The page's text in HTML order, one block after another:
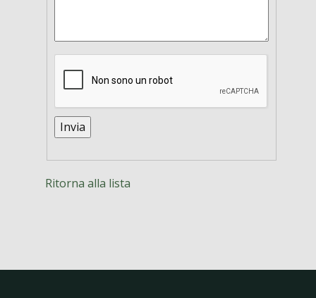
Ritorna alla lista